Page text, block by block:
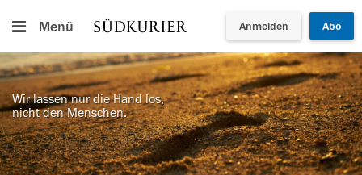
Menü Anmelden Abo
Wir lassen nur die Hand los,
nicht den Menschen.